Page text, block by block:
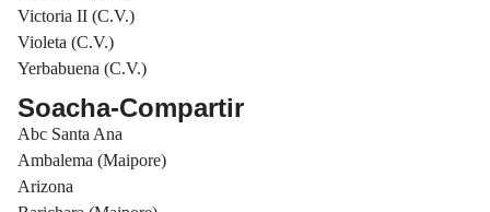
Victoria II (C.V.)
Violeta (C.V.)
Yerbabuena (C.V.)
Soacha-Compartir
Abc Santa Ana
Ambalema (Maipore)
Arizona